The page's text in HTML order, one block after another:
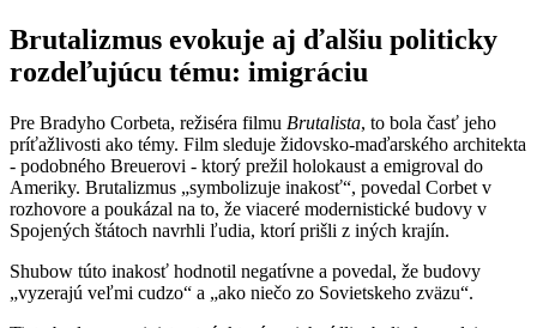
Brutalizmus evokuje aj ďalšiu politicky
rozdeľujúcu tému: imigráciu
Pre Bradyho Corbeta, režiséra filmu Brutalista, to bola časť jeho
príťažlivosti ako témy. Film sleduje židovsko-maďarského architekta
- podobného Breuerovi - ktorý prežil holokaust a emigroval do
Ameriky. Brutalizmus „symbolizuje inakosť“, povedal Corbet v
rozhovore a poukázal na to, že viaceré modernistické budovy v
Spojených štátoch navrhli ľudia, ktorí prišli z iných krajín.
Shubow túto inakosť hodnotil negatívne a povedal, že budovy
„vyzerajú veľmi cudzo“ a „ako niečo zo Sovietskeho zväzu“.